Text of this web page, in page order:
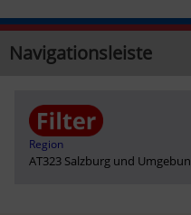
Navigationsleiste
Region
AT323 Salzburg und